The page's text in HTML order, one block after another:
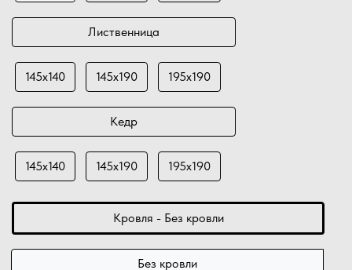
Лиственница
145х140 145х190 195х190
Кедр
145х140 145х190 195х190
Кровля - Без кровли
Без кровли